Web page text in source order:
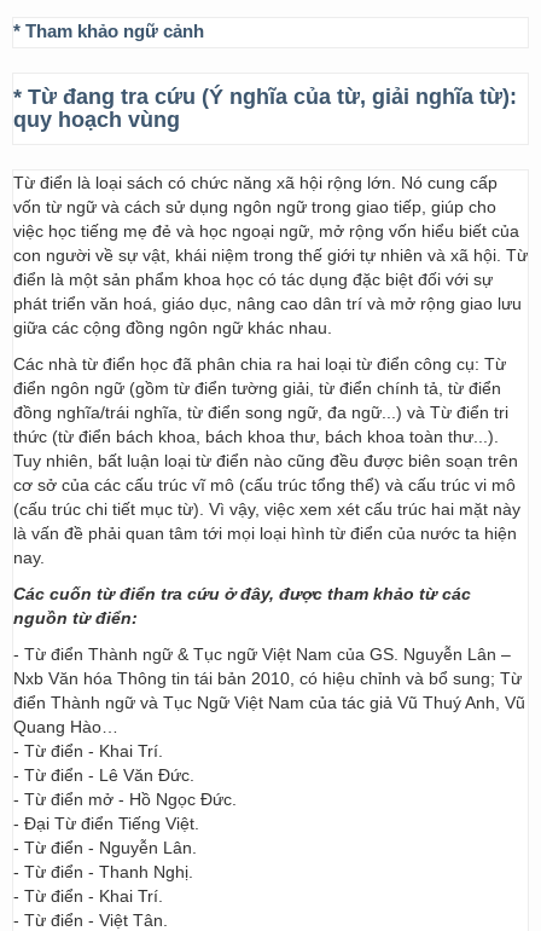
* Tham khảo ngữ cảnh
* Từ đang tra cứu (Ý nghĩa của từ, giải nghĩa từ):
quy hoạch vùng
Từ điển là loại sách có chức năng xã hội rộng lớn. Nó cung cấp
vốn từ ngữ và cách sử dụng ngôn ngữ trong giao tiếp, giúp cho
việc học tiếng mẹ đẻ và học ngoại ngữ, mở rộng vốn hiểu biết của
con người về sự vật, khái niệm trong thế giới tự nhiên và xã hội. Từ
điển là một sản phẩm khoa học có tác dụng đặc biệt đối với sự
phát triển văn hoá, giáo dục, nâng cao dân trí và mở rộng giao lưu
giữa các cộng đồng ngôn ngữ khác nhau.
Các nhà từ điển học đã phân chia ra hai loại từ điển công cụ: Từ
điển ngôn ngữ (gồm từ điển tường giải, từ điển chính tả, từ điển
đồng nghĩa/trái nghĩa, từ điển song ngữ, đa ngữ...) và Từ điển tri
thức (từ điển bách khoa, bách khoa thư, bách khoa toàn thư...).
Tuy nhiên, bất luận loại từ điển nào cũng đều được biên soạn trên
cơ sở của các cấu trúc vĩ mô (cấu trúc tổng thể) và cấu trúc vi mô
(cấu trúc chi tiết mục từ). Vì vậy, việc xem xét cấu trúc hai mặt này
là vấn đề phải quan tâm tới mọi loại hình từ điển của nước ta hiện
nay.
Các cuốn từ điển tra cứu ở đây, được tham khảo từ các
nguồn từ điển:
- Từ điển Thành ngữ & Tục ngữ Việt Nam của GS. Nguyễn Lân –
Nxb Văn hóa Thông tin tái bản 2010, có hiệu chỉnh và bổ sung; Từ
điển Thành ngữ và Tục Ngữ Việt Nam của tác giả Vũ Thuý Anh, Vũ
Quang Hào…
- Từ điển - Khai Trí.
- Từ điển - Lê Văn Đức.
- Từ điển mở - Hồ Ngọc Đức.
- Đại Từ điển Tiếng Việt.
- Từ điển - Nguyễn Lân.
- Từ điển - Thanh Nghị.
- Từ điển - Khai Trí.
- Từ điển - Việt Tân.